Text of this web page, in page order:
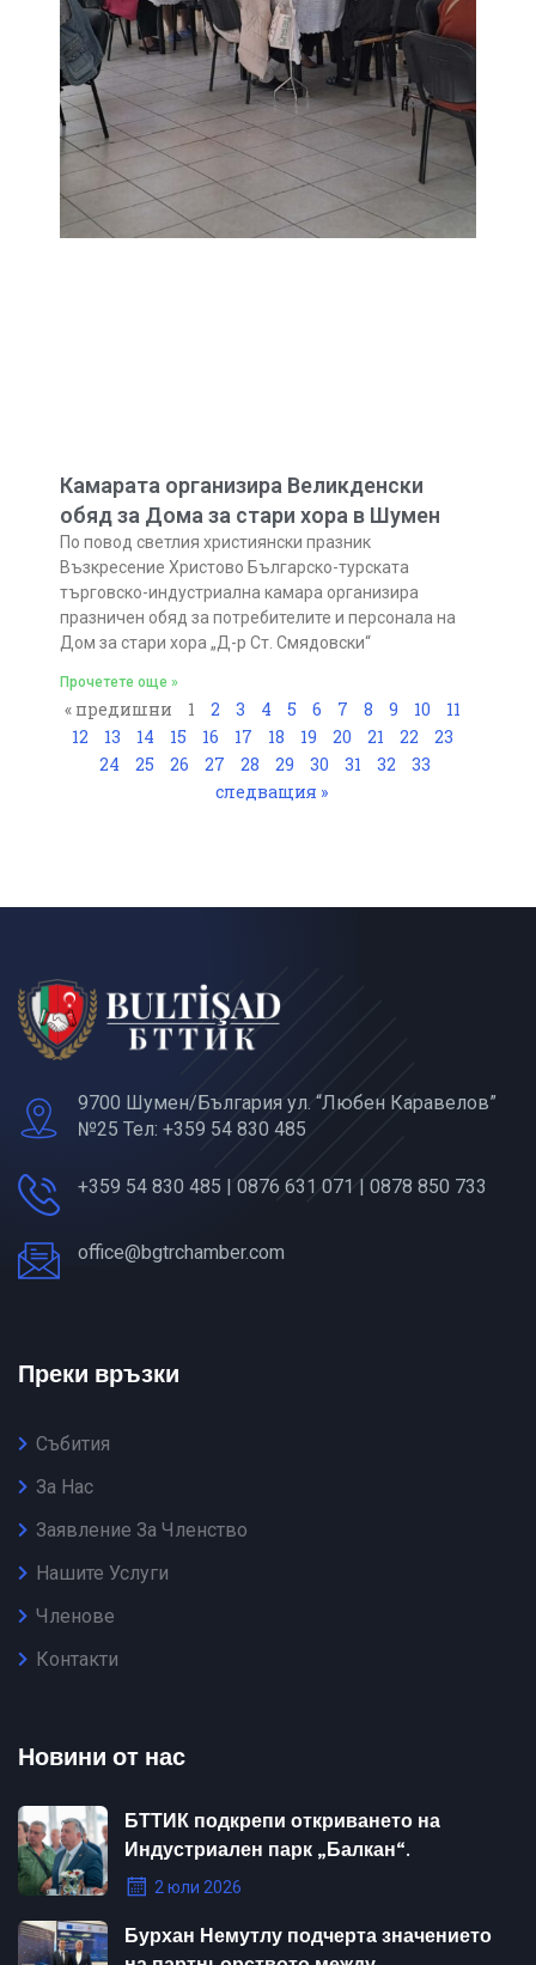
Камарата организира Великденски
обяд за Дома за стари хора в Шумен
По повод светлия християнски празник
Възкресение Христово Българско-турската
търговско-индустриална камара организира
празничен обяд за потребителите и персонала на
Дом за стари хора „Д-р Ст. Смядовски“
Прочетете още »
« предишни 1 2 3 4 5 6 7 8 9 10
11
12
13 14 15 16 17 18 19 20 21 22
23
24
25 26 27 28 29 30 31 32
33
следващия »
9700 Шумен/България ул. “Любен Каравелов”
№25 Тел: +359 54 830 485
+359 54 830 485 | 0876 631 071 | 0878 850 733
office@bgtrchamber.com
Преки връзки
Събития
За Нас
Заявление За Членство
Нашите Услуги
Членове
Контакти
Новини от нас
БТТИК подкрепи откриването на
Индустриален парк „Балкан“.
2 юли 2026
Бурхан Немутлу подчерта значението